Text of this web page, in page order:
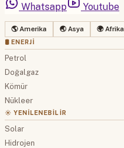
Whatsapp
Youtube
🌎 Amerika 🌏 Asya 🌍 Afrika
🛢 ENERJI
Petrol
Doğalgaz
Kömür
Nükleer
☀️ YENILENEBILIR
Solar
Hidrojen